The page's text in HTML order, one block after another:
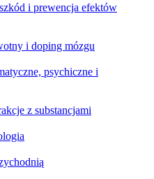
i prewencja efektów
i doping mózgu
psychiczne i
z substancjami